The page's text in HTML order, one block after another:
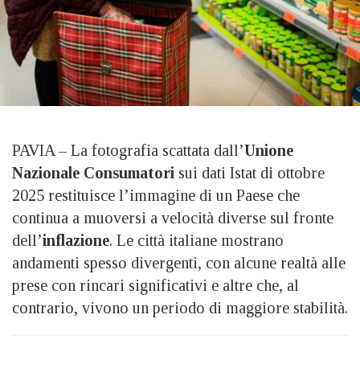
PAVIA – La fotografia scattata dall’Unione
Nazionale Consumatori sui dati Istat di ottobre
2025 restituisce l’immagine di un Paese che
continua a muoversi a velocità diverse sul fronte
dell’inflazione. Le città italiane mostrano
andamenti spesso divergenti, con alcune realtà alle
prese con rincari significativi e altre che, al
contrario, vivono un periodo di maggiore stabilità.